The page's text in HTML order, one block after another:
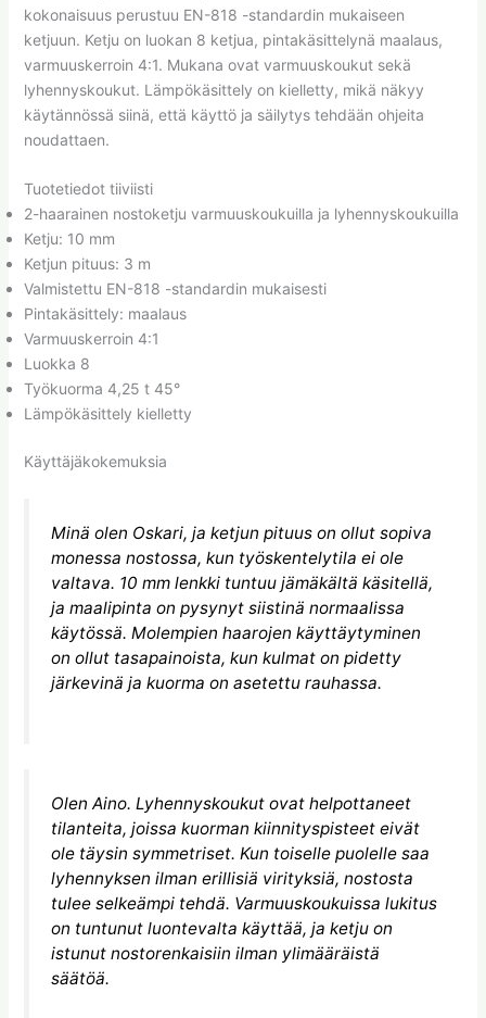
kokonaisuus perustuu EN-818 -standardin mukaiseen
ketjuun. Ketju on luokan 8 ketjua, pintakäsittelynä maalaus,
varmuuskerroin 4:1. Mukana ovat varmuuskoukut sekä
lyhennyskoukut. Lämpökäsittely on kielletty, mikä näkyy
käytännössä siinä, että käyttö ja säilytys tehdään ohjeita
noudattaen.
Tuotetiedot tiiviisti
2-haarainen nostoketju varmuuskoukuilla ja lyhennyskoukuilla
Ketju: 10 mm
Ketjun pituus: 3 m
Valmistettu EN-818 -standardin mukaisesti
Pintakäsittely: maalaus
Varmuuskerroin 4:1
Luokka 8
Työkuorma 4,25 t 45°
Lämpökäsittely kielletty
Käyttäjäkokemuksia
Minä olen Oskari, ja ketjun pituus on ollut sopiva
monessa nostossa, kun työskentelytila ei ole
valtava. 10 mm lenkki tuntuu jämäkältä käsitellä,
ja maalipinta on pysynyt siistinä normaalissa
käytössä. Molempien haarojen käyttäytyminen
on ollut tasapainoista, kun kulmat on pidetty
järkevinä ja kuorma on asetettu rauhassa.
Olen Aino. Lyhennyskoukut ovat helpottaneet
tilanteita, joissa kuorman kiinnityspisteet eivät
ole täysin symmetriset. Kun toiselle puolelle saa
lyhennyksen ilman erillisiä virityksiä, nostosta
tulee selkeämpi tehdä. Varmuuskoukuissa lukitus
on tuntunut luontevalta käyttää, ja ketju on
istunut nostorenkaisiin ilman ylimääräistä
säätöä.